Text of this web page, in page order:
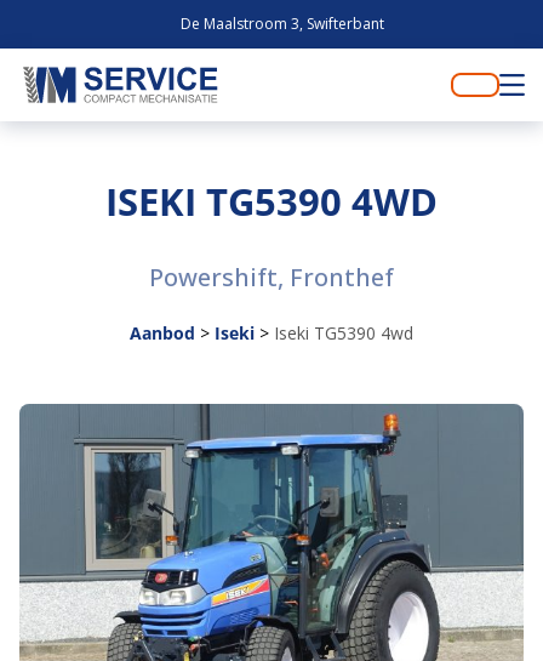
De Maalstroom 3, Swifterbant
ISEKI TG5390 4WD
Powershift, Fronthef
Aanbod > Iseki > Iseki TG5390 4wd